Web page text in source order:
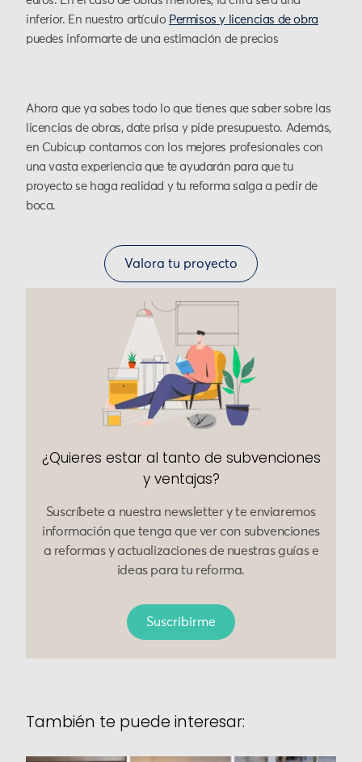
inferior. En nuestro artículo Permisos y licencias de obra
puedes informarte de una estimación de precios
Ahora que ya sabes todo lo que tienes que saber sobre las
licencias de obras, date prisa y pide presupuesto. Además,
en Cubicup contamos con los mejores profesionales con
una vasta experiencia que te ayudarán para que tu
proyecto se haga realidad y tu reforma salga a pedir de
boca.
Valora tu proyecto
¿Quieres estar al tanto de subvenciones
y ventajas?
Suscríbete a nuestra newsletter y te enviaremos
información que tenga que ver con subvenciones
a reformas y actualizaciones de nuestras guías e
ideas para tu reforma.
Suscribirme
También te puede interesar: